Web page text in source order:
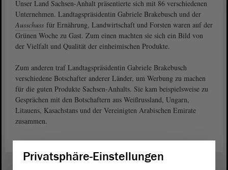
Unser Land Sachsen-Anhalt präsentierte sich mit 86 verschiedenen
Unternehmen. Landtagspräsidentin Gabriele Brakebusch und der
Ausschuss für Ernährung, Landwirtschaft und Forsten waren auf der
Grünen Woche zu Gast. Zum einen machten sie sich ein Bild von
der Vielfalt und Qualität der einheimischen Produkte.
Zum anderen traf Landtagspräsidentin Gabriele Brakebusch
verschiedene Botschafter anderer Länder, um Werbung zu machen
für die guten Produkte Sachsen-Anhalts. Sie kam beispielsweise zu
Gesprächen mit den Botschaftern aus Weißrussland, Ungarn,
Litauens, Kasachstans und der Vereinigten Arabischen Emirate
zusammen.
Privatsphäre-Einstellungen